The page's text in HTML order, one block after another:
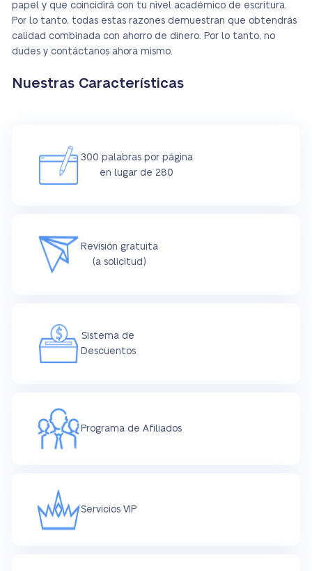
papel y que coincidirá con tu nivel académico de escritura.
Por lo tanto, todas estas razones demuestran que obtendrás
calidad combinada con ahorro de dinero. Por lo tanto, no
dudes y contáctanos ahora mismo.
Nuestras Características
300 palabras por página
en lugar de 280
Revisión gratuita
(a solicitud)
Sistema de
Descuentos
Programa de Afiliados
Servicios VIP